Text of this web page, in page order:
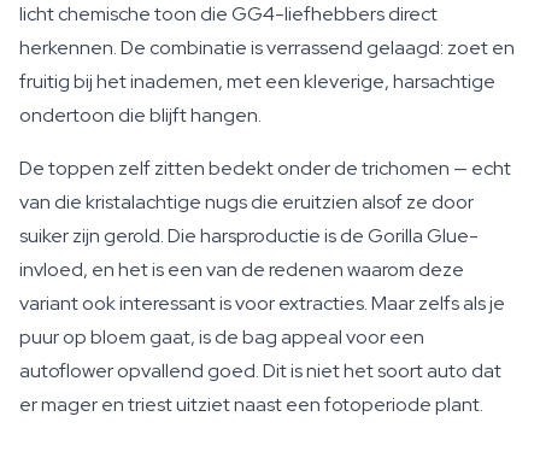
licht chemische toon die GG4-liefhebbers direct
herkennen. De combinatie is verrassend gelaagd: zoet en
fruitig bij het inademen, met een kleverige, harsachtige
ondertoon die blijft hangen.
De toppen zelf zitten bedekt onder de trichomen — echt
van die kristalachtige nugs die eruitzien alsof ze door
suiker zijn gerold. Die harsproductie is de Gorilla Glue-
invloed, en het is een van de redenen waarom deze
variant ook interessant is voor extracties. Maar zelfs als je
puur op bloem gaat, is de bag appeal voor een
autoflower opvallend goed. Dit is niet het soort auto dat
er mager en triest uitziet naast een fotoperiode plant.